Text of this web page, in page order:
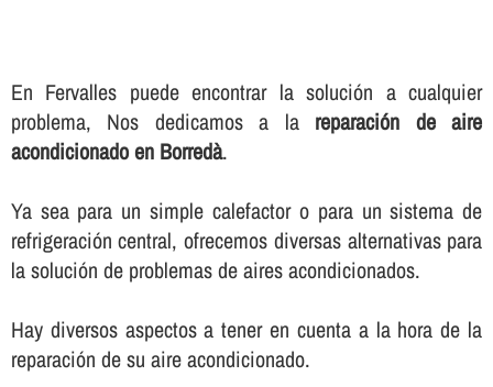
En Fervalles puede encontrar la solución a cualquier
problema, Nos dedicamos a la reparación de aire
acondicionado en Borredà.
Ya sea para un simple calefactor o para un sistema de
refrigeración central, ofrecemos diversas alternativas para
la solución de problemas de aires acondicionados.
Hay diversos aspectos a tener en cuenta a la hora de la
reparación de su aire acondicionado.